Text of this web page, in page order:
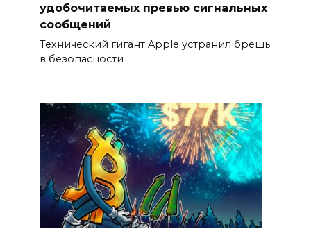
удобочитаемых превью сигнальных
сообщений
Технический гигант Apple устранил брешь
в безопасности